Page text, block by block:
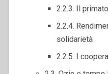
2.2.3. Il
2.2.4.
solidarietà
2.2.5. I